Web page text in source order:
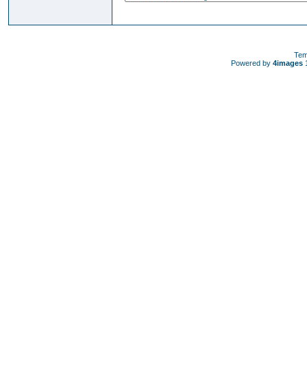
Powered by 4images